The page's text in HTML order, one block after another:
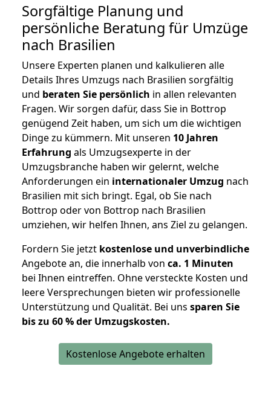
Sorgfältige Planung und
persönliche Beratung für Umzüge
nach Brasilien
Unsere Experten planen und kalkulieren alle
Details Ihres Umzugs nach Brasilien sorgfältig
und beraten Sie persönlich in allen relevanten
Fragen. Wir sorgen dafür, dass Sie in Bottrop
genügend Zeit haben, um sich um die wichtigen
Dinge zu kümmern. Mit unseren 10 Jahren
Erfahrung als Umzugsexperte in der
Umzugsbranche haben wir gelernt, welche
Anforderungen ein internationaler Umzug nach
Brasilien mit sich bringt. Egal, ob Sie nach
Bottrop oder von Bottrop nach Brasilien
umziehen, wir helfen Ihnen, ans Ziel zu gelangen.
Fordern Sie jetzt kostenlose und unverbindliche
Angebote an, die innerhalb von ca. 1 Minuten
bei Ihnen eintreffen. Ohne versteckte Kosten und
leere Versprechungen bieten wir professionelle
Unterstützung und Qualität. Bei uns sparen Sie
bis zu 60 % der Umzugskosten.
Kostenlose Angebote erhalten